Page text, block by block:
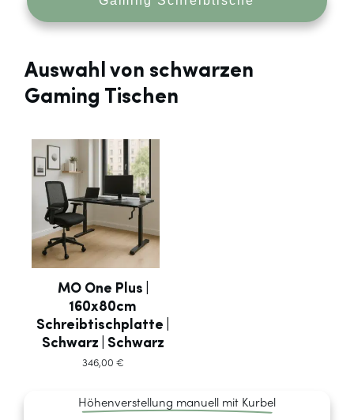
Auswahl von schwarzen
Gaming Tischen
MO One Plus |
160x80cm
Schreibtischplatte |
Schwarz | Schwarz
346,00 €
Höhenverstellung manuell mit Kurbel